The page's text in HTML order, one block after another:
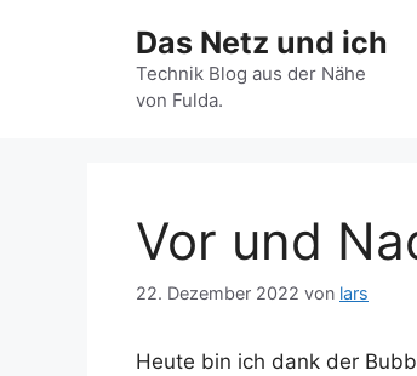
Das Netz und ich
Technik Blog aus der Nähe
von Fulda.
Vor und
22. Dezember 2022 von lars
Heute bin ich dank der